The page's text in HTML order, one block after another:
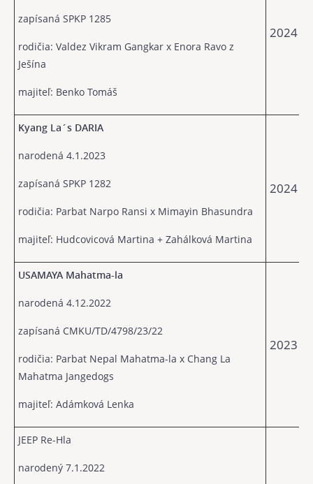
zapísaná SPKP 1285
rodičia: Valdez Vikram Gangkar x Enora Ravo z
Ješína
majiteľ: Benko Tomáš
2024
Kyang La´s DARIA
narodená 4.1.2023
zapísaná SPKP 1282
rodičia: Parbat Narpo Ransi x Mimayin Bhasundra
majiteľ: Hudcovicová Martina + Zahálková Martina
2024
USAMAYA Mahatma-la
narodená 4.12.2022
zapísaná CMKU/TD/4798/23/22
rodičia: Parbat Nepal Mahatma-la x Chang La
Mahatma Jangedogs
majiteľ: Adámková Lenka
2023
JEEP Re-Hla
narodený 7.1.2022